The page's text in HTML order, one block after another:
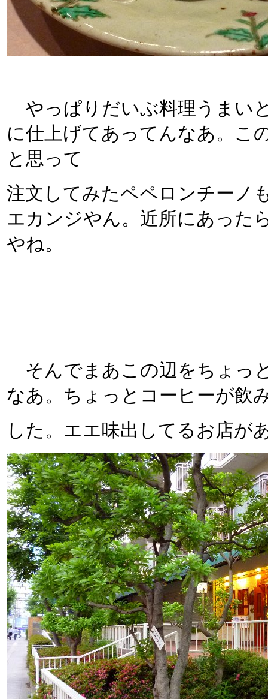
やっぱりだいぶ料理うまい
に仕上げてあってんなあ。こ
と思って
注文してみたペペロンチーノ
エカンジやん。近所にあった
やね。
そんでまあこの辺をちょっ
なあ。ちょっとコーヒーが飲
した。エエ味出してるお店が